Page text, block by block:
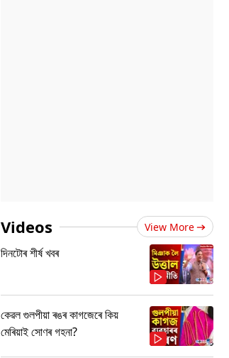
Videos View More
দিনটোৰ শীৰ্ষ খবৰ
কেৱল গুলপীয়া ৰঙৰ কাগজেৰে কিয়
মেৰিয়াই সোণৰ গহনা?